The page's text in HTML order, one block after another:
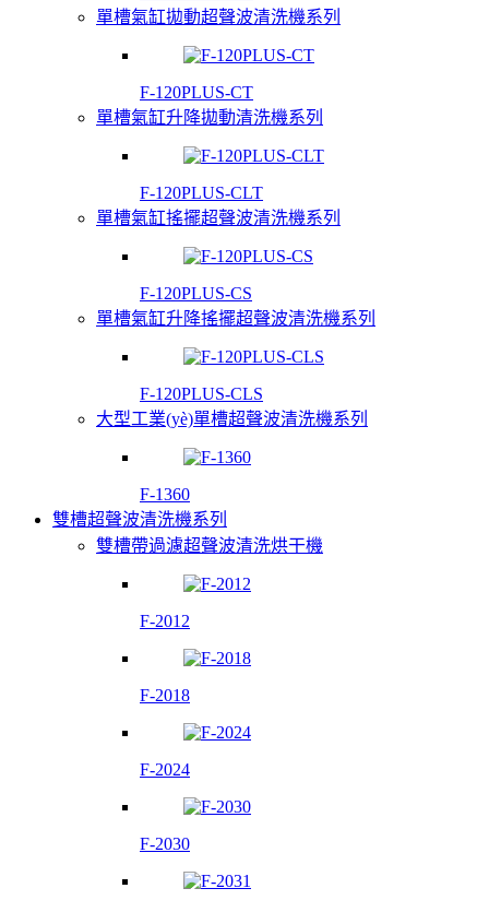
單槽氣缸拋動超聲波清洗機系列
F-120PLUS-CT
單槽氣缸升降拋動清洗機系列
F-120PLUS-CLT
單槽氣缸搖擺超聲波清洗機系列
F-120PLUS-CS
單槽氣缸升降搖擺超聲波清洗機系列
F-120PLUS-CLS
大型工業(yè)單槽超聲波清洗機系列
F-1360
雙槽超聲波清洗機系列
雙槽帶過濾超聲波清洗烘干機
F-2012
F-2018
F-2024
F-2030